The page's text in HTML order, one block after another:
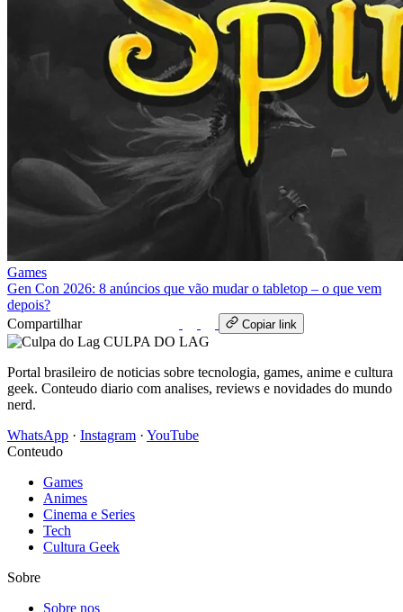
Games
Gen Con 2026: 8 anúncios que vão mudar o tabletop – o que vem
depois?
Compartilhar
Copiar link
CULPA DO LAG
Portal brasileiro de noticias sobre tecnologia, games, anime e cultura
geek. Conteudo diario com analises, reviews e novidades do mundo
nerd.
WhatsApp · Instagram · YouTube
Conteudo
Games
Animes
Cinema e Series
Tech
Cultura Geek
Sobre
Sobre nos